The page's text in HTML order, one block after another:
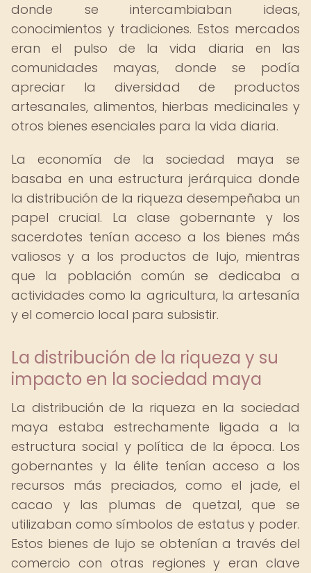
donde se intercambiaban ideas,
conocimientos y tradiciones. Estos mercados
eran el pulso de la vida diaria en las
comunidades mayas, donde se podía
apreciar la diversidad de productos
artesanales, alimentos, hierbas medicinales y
otros bienes esenciales para la vida diaria.
La economía de la sociedad maya se
basaba en una estructura jerárquica donde
la distribución de la riqueza desempeñaba un
papel crucial. La clase gobernante y los
sacerdotes tenían acceso a los bienes más
valiosos y a los productos de lujo, mientras
que la población común se dedicaba a
actividades como la agricultura, la artesanía
y el comercio local para subsistir.
La distribución de la riqueza y su
impacto en la sociedad maya
La distribución de la riqueza en la sociedad
maya estaba estrechamente ligada a la
estructura social y política de la época. Los
gobernantes y la élite tenían acceso a los
recursos más preciados, como el jade, el
cacao y las plumas de quetzal, que se
utilizaban como símbolos de estatus y poder.
Estos bienes de lujo se obtenían a través del
comercio con otras regiones y eran clave